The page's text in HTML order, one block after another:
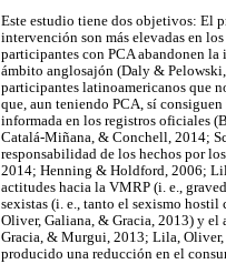
Este estudio tiene dos objetivos: El
intervención son más elevadas en
participantes con PCA abandonen
ámbito anglosajón (Daly &
participantes latinoamericanos que
que, aun teniendo PCA, sí
informada en los registros oficiales
Catalá-Miñana, & Conchell, 2014;
responsabilidad de los hechos por
2014; Henning & Holdford, 2006;
actitudes hacia la VMRP (i. e.,
sexistas (i. e., tanto el sexismo
Oliver, Galiana, & Gracia, 2013) y
Gracia, & Murgui, 2013; Lila, Oliver,
producido una reducción en el